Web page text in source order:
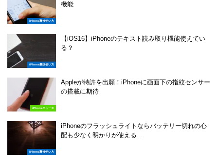
iPhone裏技使い方
機能
iPhone裏技使い方
【iOS16】iPhoneのテキスト読み取り機能使えてい
る？
iPhoneニュース
Appleが特許を出願！iPhoneに画面下の指紋センサー
の搭載に期待
iPhone裏技使い方
iPhoneのフラッシュライトならバッテリー切れの心
配も少なく明かりが使える…